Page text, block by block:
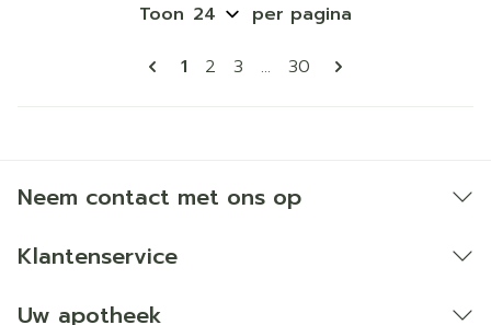
Pagina's
U lees momenteel pagina
1 Pagina
2 Pagina
3 ... Pagina
30
Toon per pagina
Neem contact met ons op
Klantenservice
Uw apotheek